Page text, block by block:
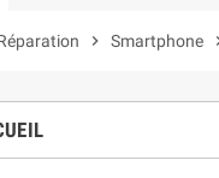
chevron_right Smartphone